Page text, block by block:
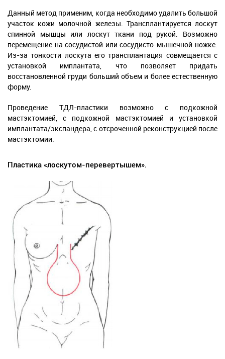
Данный метод применим, когда необходимо удалить большой
участок кожи молочной железы. Трансплантируется лоскут
спинной мышцы или лоскут ткани под рукой. Возможно
перемещение на сосудистой или сосудисто-мышечной ножке.
Из-за тонкости лоскута его трансплантация совмещается с
установкой имплантата, что позволяет придать
восстановленной груди больший объем и более естественную
форму.
Проведение TДЛ-пластики возможно с подкожной
мастэктомией, с подкожной мастэктомией и установкой
имплантата/экспандера, с отсроченной реконструкцией после
мастэктомии.
Пластика «лоскутом-перевертышем».